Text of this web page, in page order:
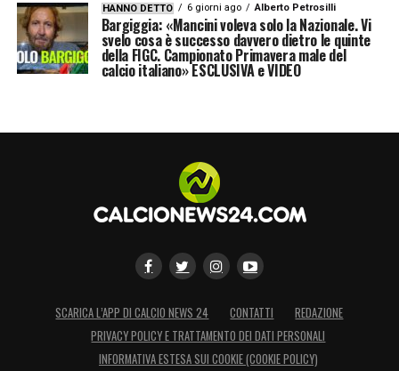
HANNO DETTO 6 giorni ago Alberto Petrosilli
Bargiggia: «Mancini voleva solo la Nazionale. Vi
svelo cosa è successo davvero dietro le quinte
della FIGC. Campionato Primavera male del
calcio italiano» ESCLUSIVA e VIDEO
SCARICA L’APP DI CALCIO NEWS 24 CONTATTI
REDAZIONE
PRIVACY POLICY E TRATTAMENTO DEI DATI PERSONALI
INFORMATIVA ESTESA SUI COOKIE (COOKIE POLICY)